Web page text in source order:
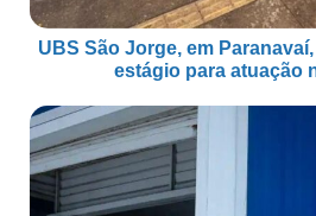
UBS São Jorge, em
estágio para atuação